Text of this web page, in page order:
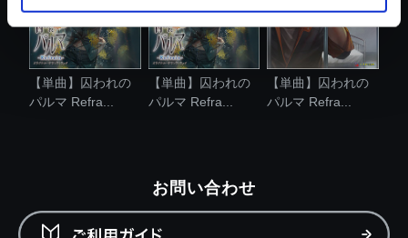
【単曲】囚われの
パルマ Refra...
【単曲】囚われの
パルマ Refra...
【単曲】囚われの
パルマ Refra...
お問い合わせ